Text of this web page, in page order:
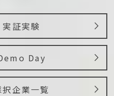
証実験
Day
企業一覧